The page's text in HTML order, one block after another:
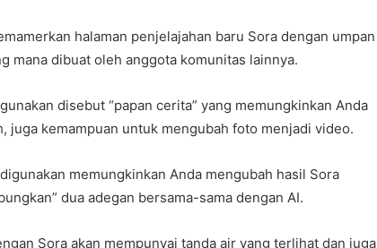
halaman penjelajahan baru Sora dengan umpan
mana dibuat oleh anggota komunitas lainnya.
disebut “papan cerita” yang memungkinkan Anda
kemampuan untuk mengubah foto menjadi video.
memungkinkan Anda mengubah hasil Sora
dua adegan bersama-sama dengan AI.
Sora akan mempunyai tanda air yang terlihat dan juga